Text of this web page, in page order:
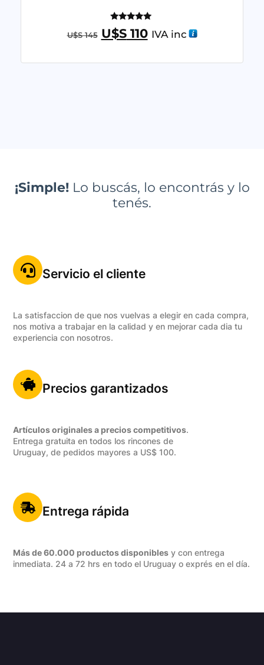
Valorado
con
5.00
U$S145 U$S110 IVA inc
¡Simple!Lo buscás, lo encontrás y lo
tenés.
Servicio el cliente
La satisfaccion de que nos vuelvas a elegir en cada compra,
nos motiva a trabajar en la calidad y en mejorar cada dia tu
experiencia con nosotros.
Precios garantizados
Artículos originales a precios competitivos.
Entrega gratuita en todos los rincones de
Uruguay, de pedidos mayores a US$ 100.
Entrega rápida
Más de 60.000 productos disponibles y con entrega
inmediata. 24 a 72 hrs en todo el Uruguay o exprés en el día.